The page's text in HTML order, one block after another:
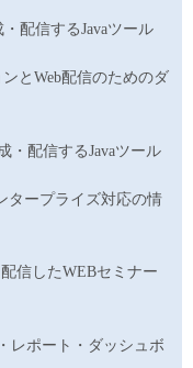
配信するJavaツール
とWeb配信のためのダ
・配信するJavaツール
タープライズ対応の情
信したWEBセミナー
レポート・ダッシュボ